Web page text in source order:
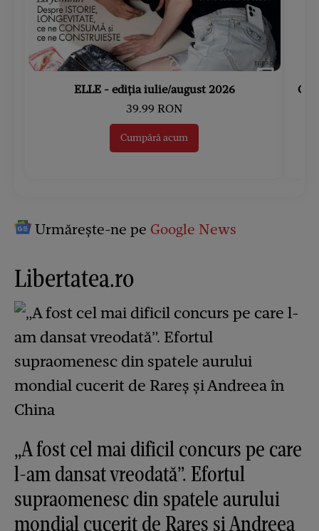
ELLE - ediția iulie/august 2026
39.99 RON
Cumpără acum
Urmărește-ne pe Google News
Libertatea.ro
„A fost cel mai dificil concurs pe care
l-am dansat vreodată”. Efortul
supraomenesc din spatele aurului
mondial cucerit de Rareș și Andreea